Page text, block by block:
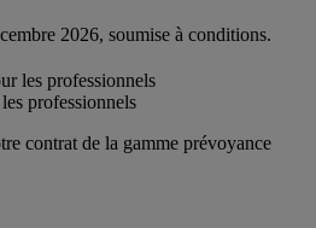
2026, soumise à conditions.
professionnels
contrat de la gamme prévoyance